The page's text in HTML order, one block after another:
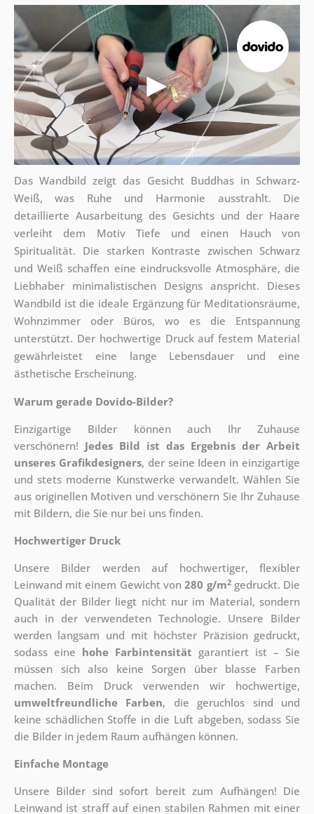
Das Wandbild zeigt das Gesicht Buddhas in Schwarz-
Weiß, was Ruhe und Harmonie ausstrahlt. Die
detaillierte Ausarbeitung des Gesichts und der Haare
verleiht dem Motiv Tiefe und einen Hauch von
Spiritualität. Die starken Kontraste zwischen Schwarz
und Weiß schaffen eine eindrucksvolle Atmosphäre, die
Liebhaber minimalistischen Designs anspricht. Dieses
Wandbild ist die ideale Ergänzung für Meditationsräume,
Wohnzimmer oder Büros, wo es die Entspannung
unterstützt. Der hochwertige Druck auf festem Material
gewährleistet eine lange Lebensdauer und eine
ästhetische Erscheinung.
Warum gerade Dovido-Bilder?
Einzigartige Bilder können auch Ihr Zuhause
verschönern! Jedes Bild ist das Ergebnis der Arbeit
unseres Grafikdesigners, der seine Ideen in einzigartige
und stets moderne Kunstwerke verwandelt. Wählen Sie
aus originellen Motiven und verschönern Sie Ihr Zuhause
mit Bildern, die Sie nur bei uns finden.
Hochwertiger Druck
Unsere Bilder werden auf hochwertiger, flexibler
Leinwand mit einem Gewicht von280 g/m2gedruckt. Die
Qualität der Bilder liegt nicht nur im Material, sondern
auch in der verwendeten Technologie. Unsere Bilder
werden langsam und mit höchster Präzision gedruckt,
sodass eine hohe Farbintensität garantiert ist – Sie
müssen sich also keine Sorgen über blasse Farben
machen. Beim Druck verwenden wir hochwertige,
umweltfreundliche Farben, die geruchlos sind und
keine schädlichen Stoffe in die Luft abgeben, sodass Sie
die Bilder in jedem Raum aufhängen können.
Einfache Montage
Unsere Bilder sind sofort bereit zum Aufhängen! Die
Leinwand ist straff auf einen stabilen Rahmen mit einer